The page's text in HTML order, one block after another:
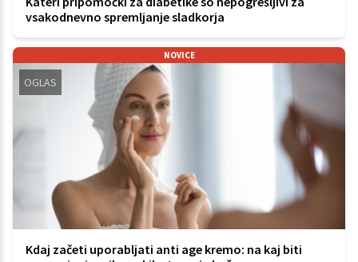
vsakodnevno spremljanje sladkorja
NOVICE
OGLAS
Kdaj začeti uporabljati anti age kremo: na kaj biti